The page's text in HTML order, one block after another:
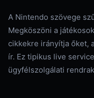
A Nintendo szövege
Megköszöni a
cikkekre irányítja őket,
ír. Ez tipikus live
ügyfélszolgálati